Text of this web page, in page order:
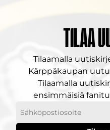
Tilaa
Tilaamalla
Kärppäkaupan
Tilaamalla
ensimmäisiä